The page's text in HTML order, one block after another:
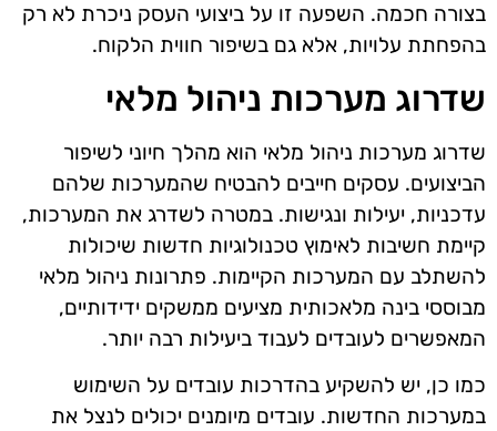
בצורה חכמה. השפעה זו על ביצועי העסק ניכרת לא רק
בהפחתת עלויות, אלא גם בשיפור חווית הלקוח.
שדרוג מערכות ניהול מלאי
שדרוג מערכות ניהול מלאי הוא מהלך חיוני לשיפור
הביצועים. עסקים חייבים להבטיח שהמערכות שלהם
עדכניות, יעילות ונגישות. במטרה לשדרג את המערכות,
קיימת חשיבות לאימוץ טכנולוגיות חדשות שיכולות
להשתלב עם המערכות הקיימות. פתרונות ניהול מלאי
מבוססי בינה מלאכותית מציעים ממשקים ידידותיים,
המאפשרים לעובדים לעבוד ביעילות רבה יותר.
כמו כן, יש להשקיע בהדרכות עובדים על השימוש
במערכות החדשות. עובדים מיומנים יכולים לנצל את